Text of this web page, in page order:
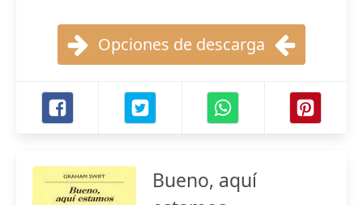
Opciones de descarga
Bueno, aquí